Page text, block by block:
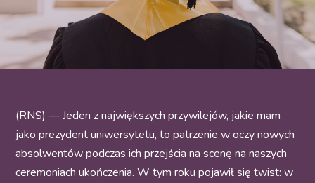
(RNS) — Jeden z największych przywilejów, jakie mam
jako prezydent uniwersytetu, to patrzenie w oczy nowych
absolwentów podczas ich przejścia na scenę na naszych
ceremoniach ukończenia. W tym roku pojawił się twist: w